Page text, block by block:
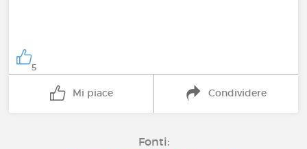
5
Mi piace Condividere
Fonti: